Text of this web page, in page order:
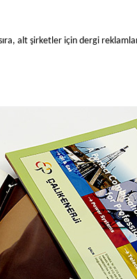
alt şirketler için dergi